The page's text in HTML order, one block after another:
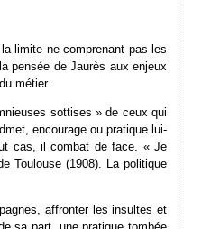
limite ne comprenant pas les
pensée de Jaurès aux enjeux
métier.
sottises » de ceux qui
encourage ou pratique lui-
cas, il combat de face. « Je
Toulouse (1908). La politique
affronter les insultes et